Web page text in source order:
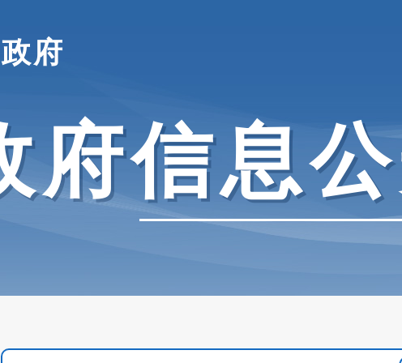
府
府信息